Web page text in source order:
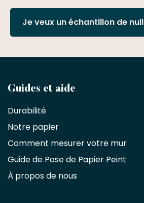
Je veux un échantillon de null
Devenez
partenaire
commercial
Décorateurs
d'intérieur,
designers
Guides et aide
Durabilité
Notre papier
Comment mesurer votre mur
Guide de Pose de Papier Peint
À propos de nous